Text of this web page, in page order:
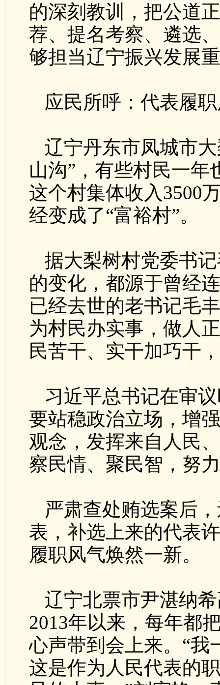
的深刻教训，把公道
荐、提名考察、遴选
够担当辽宁振兴发展
应民所呼：代表履
辽宁丹东市凤城市
山沟”，有些村民一
这个村集体收入3500
经变成了“富裕村”。
据大梨树村党委书
的变化，都源于曾经
已经去世的老书记毛
为村民办实事，做人
民苦干、实干加巧干
习近平总书记在审
要站稳政治立场，增
观念，发挥来自人民
察民情、聚民智，努
严肃查处贿选案后
表，补选上来的代表
履职风气焕然一新。
辽宁北票市尹湛纳
2013年以来，每年都
心声带到会上来。“我
这是作为人民代表的